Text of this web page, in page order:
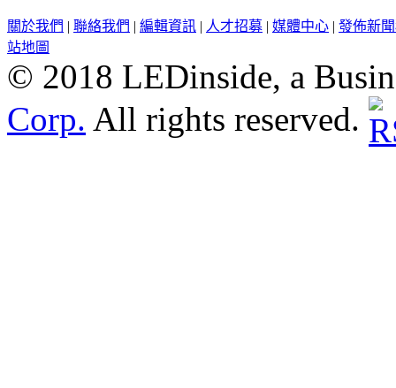
關於我們 | 聯絡我們 | 編輯資訊 | 人才招募 | 媒體中心 | 發佈新
站地圖
© 2018 LEDinside, a
Corp. All rights reserved.